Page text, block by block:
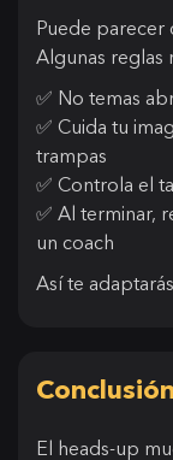
Puede parecer
Algunas reglas
✅ No temas
✅ Cuida tu
trampas
✅ Controla el
✅ Al terminar,
un coach
Así te
Conclusión
El heads-up